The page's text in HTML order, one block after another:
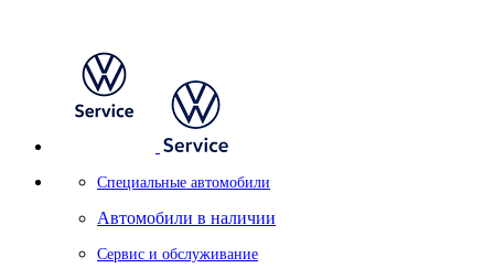
Специальные автомобили
Автомобили в наличии
Сервис и обслуживание